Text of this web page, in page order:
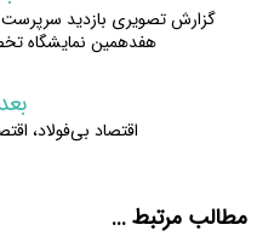
گزارش تصویری بازدید سرپرست
هفدهمین نمایشگاه
اقتصاد بی‌فولاد،
مطالب مرتبط ...